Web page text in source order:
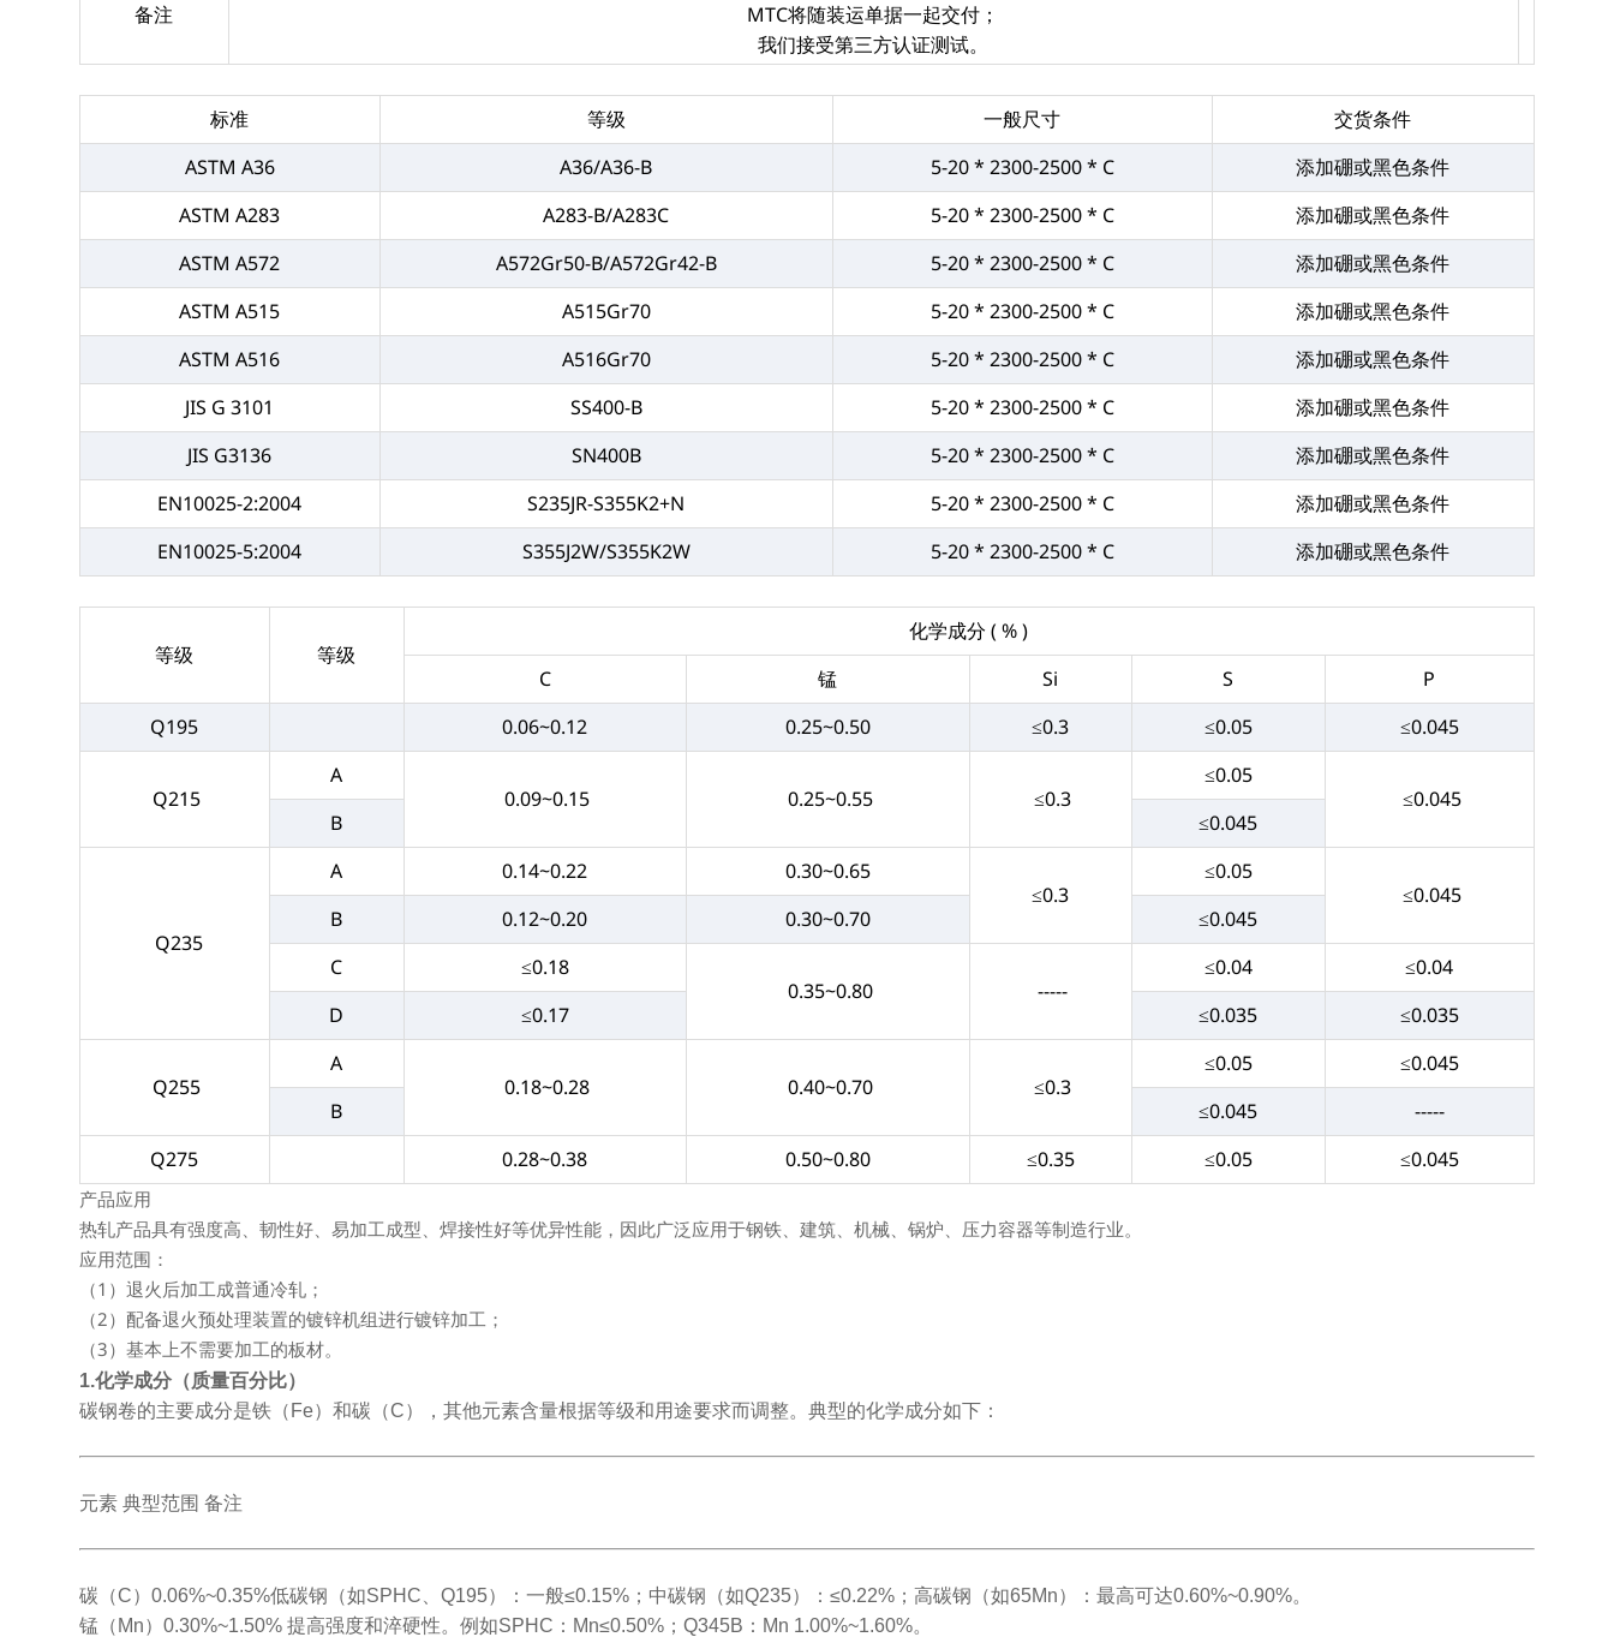
备注
MTC将随装运单据一起交付；
我们接受第三方认证测试。
标准 等级 一般尺寸
交货条件
ASTM A36
A36/A36-B 5-20 * 2300-2500 * C
添加硼或黑色条件
ASTM A283
A283-B/A283C 5-20 * 2300-2500 * C
添加硼或黑色条件
ASTM A572
A572Gr50-B/A572Gr42-B 5-20 * 2300-2500 * C
添加硼或黑色条件
ASTM A515
A515Gr70 5-20 * 2300-2500 * C
添加硼或黑色条件
ASTM A516
A516Gr70 5-20 * 2300-2500 * C
添加硼或黑色条件
JIS G 3101
SS400-B 5-20 * 2300-2500 * C
添加硼或黑色条件
JIS G3136
SN400B 5-20 * 2300-2500 * C
添加硼或黑色条件
EN10025-2:2004
S235JR-S355K2+N 5-20 * 2300-2500 * C
添加硼或黑色条件
EN10025-5:2004
S355J2W/S355K2W 5-20 * 2300-2500 * C 添加硼或黑色条件
等级 等级
化学成分 ( % )
C
锰 Si S
P
Q195
0.06~0.12 0.25~0.50 ≤0.3 ≤0.05 ≤0.045
Q215
A
0.09~0.15
0.25~0.55 ≤0.3
≤0.05
≤0.045
B
≤0.045
Q235
A 0.14~0.22
0.30~0.65
≤0.3
≤0.05
≤0.045
B
0.12~0.20 0.30~0.70
≤0.045
C
≤0.18
0.35~0.80
-----
≤0.04
≤0.04
D
≤0.17 ≤0.035 ≤0.035
Q255
A
0.18~0.28
0.40~0.70 ≤0.3
≤0.05
≤0.045
B
≤0.045
-----
Q275
0.28~0.38 0.50~0.80 ≤0.35 ≤0.05 ≤0.045
产品应用
热轧产品具有强度高、韧性好、易加工成型、焊接性好等优异性能，因此广泛应用于钢铁、建筑、机械、锅炉、压力容器等制造行业。
应用范围：
（1）退火后加工成普通冷轧；
（2）配备退火预处理装置的镀锌机组进行镀锌加工；
（3）基本上不需要加工的板材。
1.化学成分（质量百分比）
碳钢卷的主要成分是铁（Fe）和碳（C），其他元素含量根据等级和用途要求而调整。典型的化学成分如下：
元素 典型范围 备注
碳（C）0.06%~0.35%低碳钢（如SPHC、Q195）：一般≤0.15%；中碳钢（如Q235）：≤0.22%；高碳钢（如65Mn）：最高可达0.60%~0.90%。
锰（Mn）0.30%~1.50% 提高强度和淬硬性。例如SPHC：Mn≤0.50%；Q345B：Mn 1.00%~1.60%。